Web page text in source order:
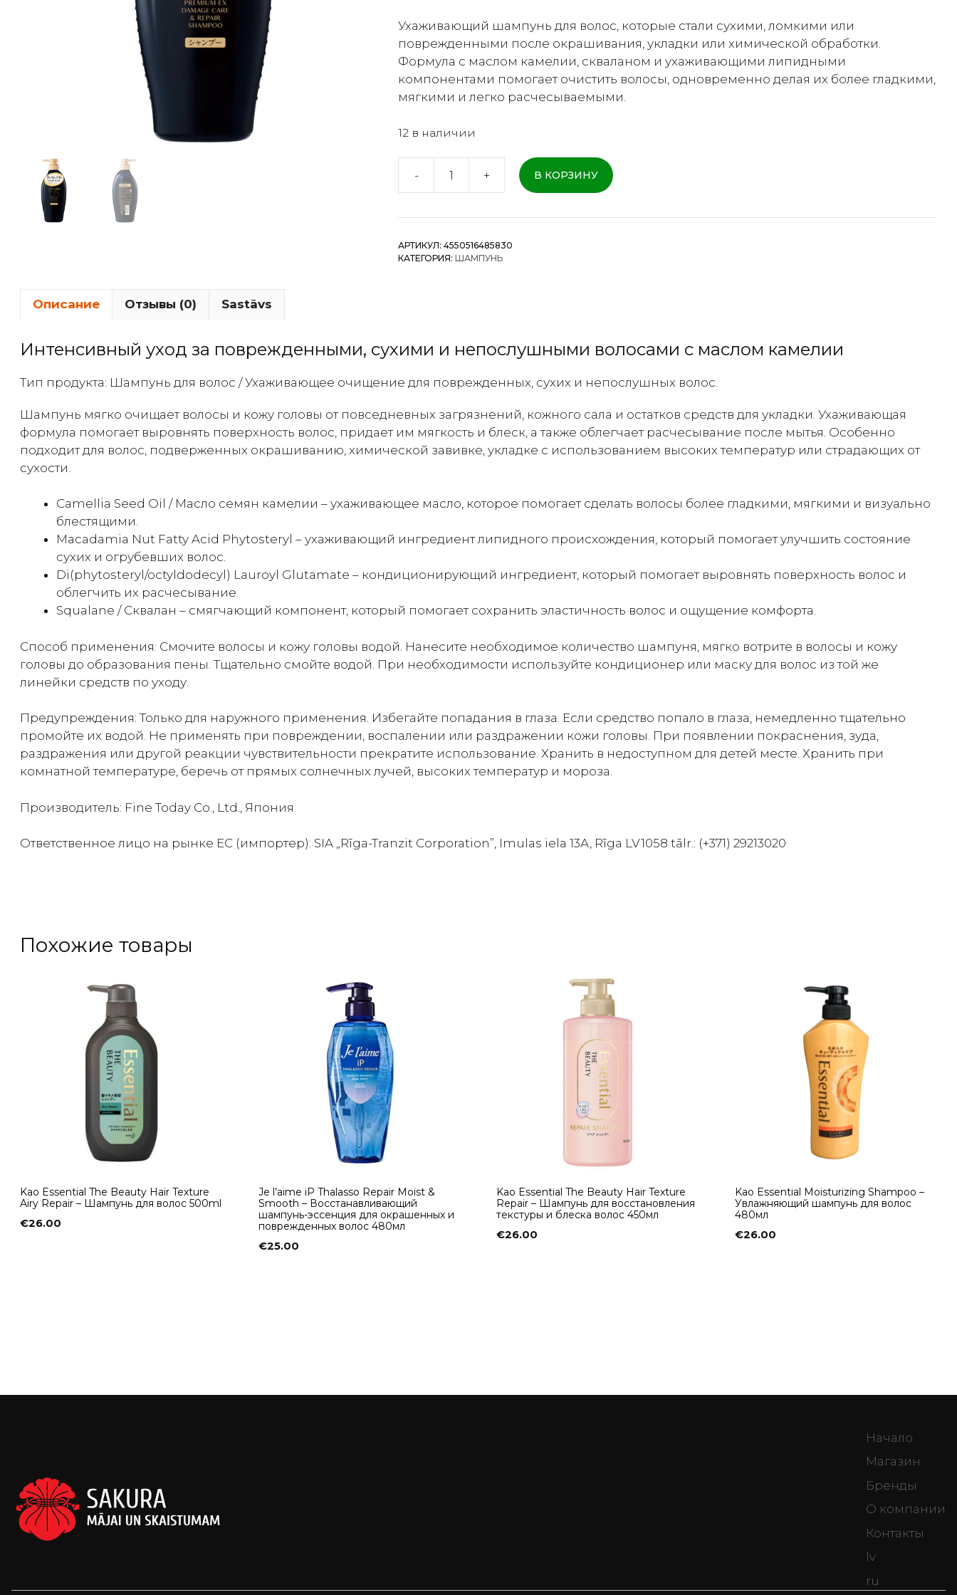
Ухаживающий шампунь для волос, которые стали сухими, ломкими или
поврежденными после окрашивания, укладки или химической обработки.
Формула с маслом камелии, скваланом и ухаживающими липидными
компонентами помогает очистить волосы, одновременно делая их более гладкими,
мягкими и легко расчесываемыми.
12 в наличии
-
Количество
TSUBAKI
EX
Shampoo
Увлажняющий
для
ухода
за
и
волосами
+ В КОРЗИНУ
АРТИКУЛ:4550516485830
КАТЕГОРИЯ:ШАМПУНЬ
Описание Отзывы (0) Sastāvs
Интенсивный уход за поврежденными, сухими и непослушными волосами с маслом камелии
Тип продукта: Шампунь для волос / Ухаживающее очищение для поврежденных, сухих и непослушных волос.
Шампунь мягко очищает волосы и кожу головы от повседневных загрязнений, кожного сала и остатков средств для укладки. Ухаживающая
формула помогает выровнять поверхность волос, придает им мягкость и блеск, а также облегчает расчесывание после мытья. Особенно
подходит для волос, подверженных окрашиванию, химической завивке, укладке с использованием высоких температур или страдающих от
сухости.
Camellia Seed Oil / Масло семян камелии – ухаживающее масло, которое помогает сделать волосы более гладкими, мягкими и визуально
блестящими.
Macadamia Nut Fatty Acid Phytosteryl – ухаживающий ингредиент липидного происхождения, который помогает улучшить состояние
сухих и огрубевших волос.
Di(phytosteryl/octyldodecyl) Lauroyl Glutamate – кондиционирующий ингредиент, который помогает выровнять поверхность волос и
облегчить их расчесывание.
Squalane / Сквалан – смягчающий компонент, который помогает сохранить эластичность волос и ощущение комфорта.
Способ применения: Смочите волосы и кожу головы водой. Нанесите необходимое количество шампуня, мягко вотрите в волосы и кожу
головы до образования пены. Тщательно смойте водой. При необходимости используйте кондиционер или маску для волос из той же
линейки средств по уходу.
Предупреждения: Только для наружного применения. Избегайте попадания в глаза. Если средство попало в глаза, немедленно тщательно
промойте их водой. Не применять при повреждении, воспалении или раздражении кожи головы. При появлении покраснения, зуда,
раздражения или другой реакции чувствительности прекратите использование. Хранить в недоступном для детей месте. Хранить при
комнатной температуре, беречь от прямых солнечных лучей, высоких температур и мороза.
Производитель: Fine Today Co., Ltd., Япония
Ответственное лицо на рынке ЕС (импортер): SIA „Rīga-Tranzit Corporation”, Imulas iela 13A, Rīga LV1058 tālr.: (+371) 29213020
Похожие товары
Kao Essential The Beauty Hair Texture
Airy Repair – Шампунь для волос 500ml
€26.00
Je l’aime iP Thalasso Repair Moist &
Smooth – Восстанавливающий
шампунь-эссенция для окрашенных и
поврежденных волос 480мл
€25.00
Kao Essential The Beauty Hair Texture
Repair – Шампунь для восстановления
текстуры и блеска волос 450мл
€26.00
Kао Essential Moisturizing Shampoo –
Увлажняющий шампунь для волос
480мл
€26.00
Начало
Магазин
Бренды
О компании
Контакты
lv
ru